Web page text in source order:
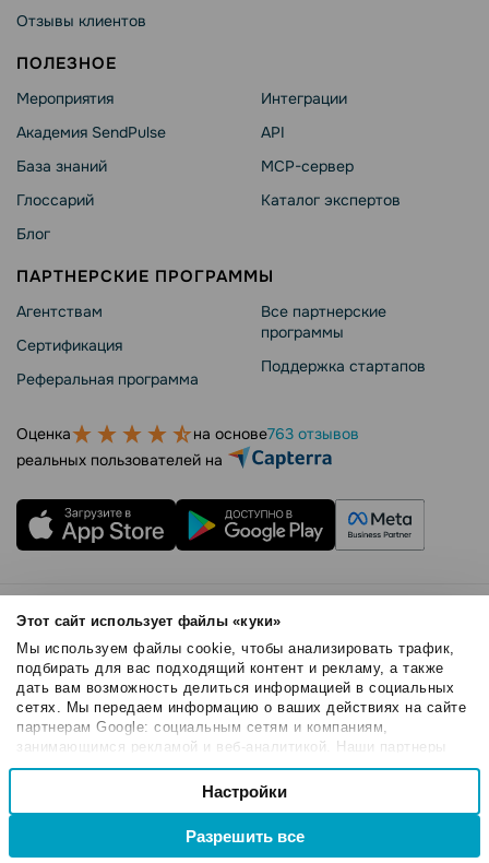
Этот сайт использует файлы «куки»
Мы используем файлы cookie, чтобы анализировать трафик,
подбирать для вас подходящий контент и рекламу, а также
дать вам возможность делиться информацией в социальных
сетях. Мы передаем информацию о ваших действиях на сайте
партнерам Google: социальным сетям и компаниям,
занимающимся рекламой и веб-аналитикой. Наши партнеры
могут комбинировать эти сведения с предоставленной вами
информацией, а также данными, которые они получили при
использовании вами их сервисов.
Выбор
Настройки
Разрешить все
Отзывы клиентов
ПОЛЕЗНОЕ
Мероприятия
Академия SendPulse
База знаний
Глоссарий
Блог
Интеграции
API
MCP-сервер
Каталог экспертов
ПАРТНЕРСКИЕ ПРОГРАММЫ
Агентствам
Сертификация
Реферальная программа
Все партнерские
программы
Поддержка стартапов
Оценка на основе763 отзывов
реальных пользователей на
Правила использования
Безопасность SendPulse
Политика конфиденциальности
Политика Cookies
© 2015 - 2026. SendPulse Inc. Все права защищены